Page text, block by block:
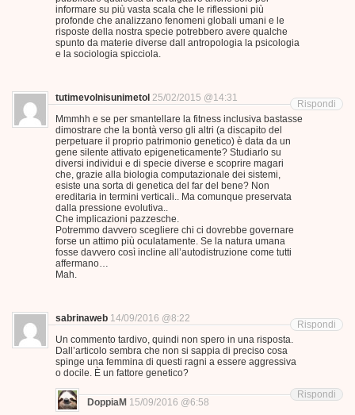
informare su più vasta scala che le riflessioni più
profonde che analizzano fenomeni globali umani e le
risposte della nostra specie potrebbero avere qualche
spunto da materie diverse dall antropologia la psicologia
e la sociologia spicciola.
tutimevolnisunimetol 25/02/2015 @14:31
Mmmhh e se per smantellare la fitness inclusiva bastasse
dimostrare che la bontà verso gli altri (a discapito del
perpetuare il proprio patrimonio genetico) è data da un
gene silente attivato epigeneticamente? Studiarlo su
diversi individui e di specie diverse e scoprire magari
che, grazie alla biologia computazionale dei sistemi,
esiste una sorta di genetica del far del bene? Non
ereditaria in termini verticali.. Ma comunque preservata
dalla pressione evolutiva..
Che implicazioni pazzesche.
Potremmo davvero scegliere chi ci dovrebbe governare
forse un attimo più oculatamente. Se la natura umana
fosse davvero così incline all’autodistruzione come tutti
affermano…
Mah.
Rispondi
sabrinaweb 14/09/2016 @8:22
Un commento tardivo, quindi non spero in una risposta.
Dall’articolo sembra che non si sappia di preciso cosa
spinge una femmina di questi ragni a essere aggressiva
o docile. È un fattore genetico?
Rispondi
DoppiaM 15/09/2016 @6:58
Rispondi